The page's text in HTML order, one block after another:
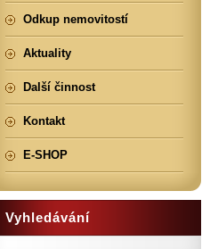
Odkup nemovitostí
Aktuality
Další činnost
Kontakt
E-SHOP
Vyhledávání